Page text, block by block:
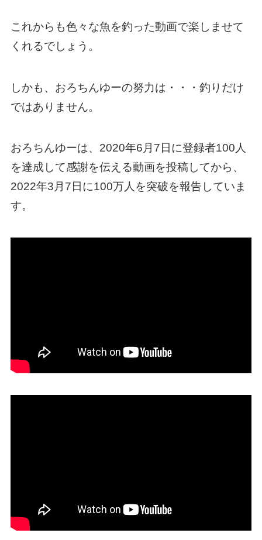
これからも色々な魚を釣った動画で楽しませて
くれるでしょう。
しかも、おろちんゆーの努力は・・・釣りだけ
ではありません。
おろちんゆーは、2020年6月7日に登録者100人
を達成して感謝を伝える動画を投稿してから、
2022年3月7日に100万人を突破を報告していま
す。